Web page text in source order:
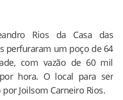
Rios da Casa das
perfuraram um poço de 64
com vazão de 60 mil
hora. O local para ser
Joilsom Carneiro Rios.